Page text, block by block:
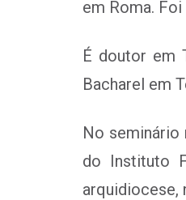
em Roma.
É doutor em
Bacharel em
No
do Instituto
arquidiocese,